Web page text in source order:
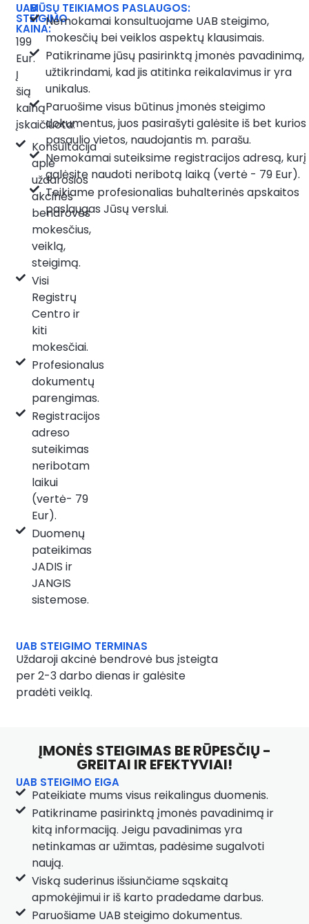
UAB
STEIGIMO
KAINA:
199
Eur.
Į
šią
kainą
įskaičiuota:
Konsultacija
apie
uždarosios
akcinės
bendrovės
mokesčius,
veiklą,
steigimą.
Visi
Registrų
Centro ir
kiti
mokesčiai.
Profesionalus
dokumentų
parengimas.
Registracijos
adreso
suteikimas
neribotam
laikui
(vertė- 79
Eur).
Duomenų
pateikimas
JADIS ir
JANGIS
sistemose.
MŪSŲ TEIKIAMOS PASLAUGOS:
Nemokamai konsultuojame UAB steigimo,
mokesčių bei veiklos aspektų klausimais.
Patikriname jūsų pasirinktą įmonės pavadinimą,
užtikrindami, kad jis atitinka reikalavimus ir yra
unikalus.
Paruošime visus būtinus įmonės steigimo
dokumentus, juos pasirašyti galėsite iš bet kurios
pasaulio vietos, naudojantis m. parašu.
Nemokamai suteiksime registracijos adresą, kurį
galėsite naudoti neribotą laiką (vertė - 79 Eur).
Teikiame profesionalias buhalterinės apskaitos
paslaugas Jūsų verslui.
UAB STEIGIMO TERMINAS
Uždaroji akcinė bendrovė bus įsteigta
per 2-3 darbo dienas ir galėsite
pradėti veiklą.
ĮMONĖS STEIGIMAS BE RŪPESČIŲ -
GREITAI IR EFEKTYVIAI!
UAB STEIGIMO EIGA
Pateikiate mums visus reikalingus duomenis.
Patikriname pasirinktą įmonės pavadinimą ir
kitą informaciją. Jeigu pavadinimas yra
netinkamas ar užimtas, padėsime sugalvoti
naują.
Viską suderinus išsiunčiame sąskaitą
apmokėjimui ir iš karto pradedame darbus.
Paruošiame UAB steigimo dokumentus.